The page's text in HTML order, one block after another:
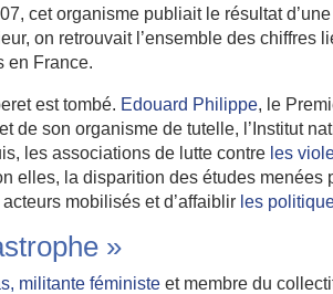
cet organisme publiait le résultat
on retrouvait l’ensemble des
en France.
est tombé. Edouard Philippe, le
de son organisme de tutelle, l’Institut
les associations de lutte contre les
elles, la disparition des études menées
mobilisés et d’affaiblir les
»
militante féministe et membre du